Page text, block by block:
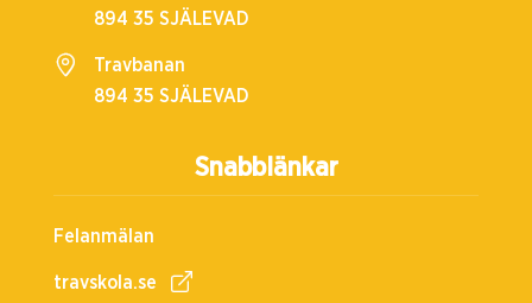
Snabblänkar
Felanmälan
travskola.se
894 35 SJÄLEVAD
Travbanan
894 35 SJÄLEVAD